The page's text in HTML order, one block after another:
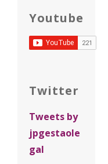
Youtube
Twitter
Tweets by
jpgestaole
gal